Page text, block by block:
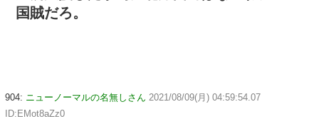
国賊だろ。
904: ニューノーマルの名無しさん 2021/08/09(月) 04:59:54.07
ID:EMot8aZz0